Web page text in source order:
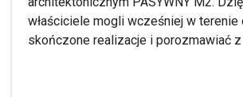
właściciele mogli wcześniej w terenie
skończone realizacje i porozmawiać